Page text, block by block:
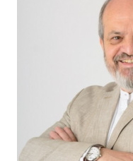
Guarda mi
este navegador
comente.
Este sitio
reCAPTCHA y la